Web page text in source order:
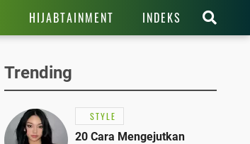
HIJABTAINMENT INDEKS
Trending
STYLE
20 Cara Mengejutkan